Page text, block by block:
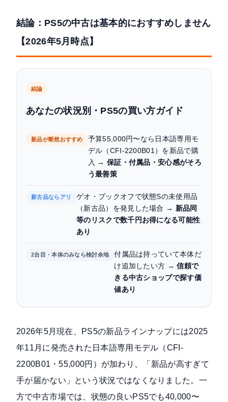
結論：PS5の中古は基本的におすすめしません
【2026年5月時点】
結論
あなたの状況別・PS5の買い方ガイド
新品が断然おすすめ
予算55,000円〜なら日本語専用モ
デル（CFI-2200B01）を新品で購
入 → 保証・付属品・安心感がそろ
う最善策
新古品ならアリ
ゲオ・ブックオフで状態Sの未使用品
（新古品）を発見した場合 → 新品同
等のリスクで数千円お得になる可能性
あり
2台目・本体のみなら検討余地
付属品は持っていて本体だ
け追加したい方 →信頼で
きる中古ショップで探す価
値あり
2026年5月現在、PS5の新品ラインナップには2025
年11月に発売された日本語専用モデル（CFI-
2200B01・55,000円） が加わり、「新品が高すぎて
手が届かない」という状況ではなくなりました。一
方で中古市場では、状態の良いPS5でも40,000〜